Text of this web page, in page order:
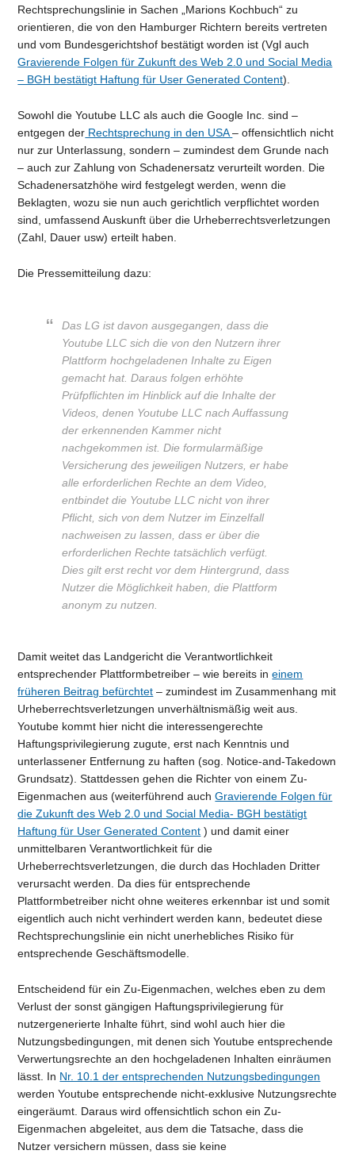
Rechtsprechungslinie in Sachen „Marions Kochbuch“ zu
orientieren, die von den Hamburger Richtern bereits vertreten
und vom Bundesgerichtshof bestätigt worden ist (Vgl auch
Gravierende Folgen für Zukunft des Web 2.0 und Social Media
– BGH bestätigt Haftung für User Generated Content).
Sowohl die Youtube LLC als auch die Google Inc. sind –
entgegen der Rechtsprechung in den USA– offensichtlich nicht
nur zur Unterlassung, sondern – zumindest dem Grunde nach
– auch zur Zahlung von Schadenersatz verurteilt worden. Die
Schadenersatzhöhe wird festgelegt werden, wenn die
Beklagten, wozu sie nun auch gerichtlich verpflichtet worden
sind, umfassend Auskunft über die Urheberrechtsverletzungen
(Zahl, Dauer usw) erteilt haben.
Die Pressemitteilung dazu:
Das LG ist davon ausgegangen, dass die
Youtube LLC sich die von den Nutzern ihrer
Plattform hochgeladenen Inhalte zu Eigen
gemacht hat. Daraus folgen erhöhte
Prüfpflichten im Hinblick auf die Inhalte der
Videos, denen Youtube LLC nach Auffassung
der erkennenden Kammer nicht
nachgekommen ist. Die formularmäßige
Versicherung des jeweiligen Nutzers, er habe
alle erforderlichen Rechte an dem Video,
entbindet die Youtube LLC nicht von ihrer
Pflicht, sich von dem Nutzer im Einzelfall
nachweisen zu lassen, dass er über die
erforderlichen Rechte tatsächlich verfügt.
Dies gilt erst recht vor dem Hintergrund, dass
Nutzer die Möglichkeit haben, die Plattform
anonym zu nutzen.
Damit weitet das Landgericht die Verantwortlichkeit
entsprechender Plattformbetreiber – wie bereits ineinem
früheren Beitrag befürchtet – zumindest im Zusammenhang mit
Urheberrechtsverletzungen unverhältnismäßig weit aus.
Youtube kommt hier nicht die interessengerechte
Haftungsprivilegierung zugute, erst nach Kenntnis und
unterlassener Entfernung zu haften (sog. Notice-and-Takedown
Grundsatz). Stattdessen gehen die Richter von einem Zu-
Eigenmachen aus (weiterführend auchGravierende Folgen für
die Zukunft des Web 2.0 und Social Media- BGH bestätigt
Haftung für User Generated Content ) und damit einer
unmittelbaren Verantwortlichkeit für die
Urheberrechtsverletzungen, die durch das Hochladen Dritter
verursacht werden. Da dies für entsprechende
Plattformbetreiber nicht ohne weiteres erkennbar ist und somit
eigentlich auch nicht verhindert werden kann, bedeutet diese
Rechtsprechungslinie ein nicht unerhebliches Risiko für
entsprechende Geschäftsmodelle.
Entscheidend für ein Zu-Eigenmachen, welches eben zu dem
Verlust der sonst gängigen Haftungsprivilegierung für
nutzergenerierte Inhalte führt, sind wohl auch hier die
Nutzungsbedingungen, mit denen sich Youtube entsprechende
Verwertungsrechte an den hochgeladenen Inhalten einräumen
lässt. In Nr. 10.1 der entsprechenden Nutzungsbedingungen
werden Youtube entsprechende nicht-exklusive Nutzungsrechte
eingeräumt. Daraus wird offensichtlich schon ein Zu-
Eigenmachen abgeleitet, aus dem die Tatsache, dass die
Nutzer versichern müssen, dass sie keine